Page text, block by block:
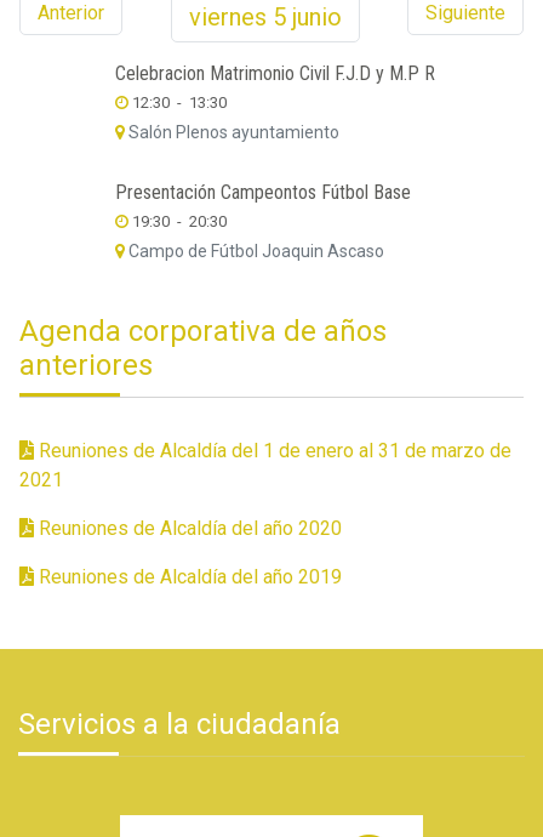
Anterior viernes 5 junio Siguiente
Celebracion Matrimonio Civil F.J.D y M.P R
12:30 - 13:30
Salón Plenos ayuntamiento
Presentación Campeontos Fútbol Base
19:30 -20:30
Campo de Fútbol Joaquin Ascaso
Agenda corporativa de años
anteriores
Reuniones de Alcaldía del 1 de enero al 31 de marzo de
2021
Reuniones de Alcaldía del año 2020
Reuniones de Alcaldía del año 2019
Servicios a la ciudadanía